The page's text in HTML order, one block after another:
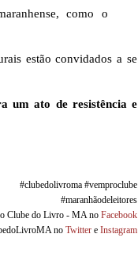
como o
estão convidados a se
um ato de resistência e
#clubedolivroma #vemproclube
#maranhãodeleitores
Clube do Livro - MA no Facebook
no Twitter e Instagram